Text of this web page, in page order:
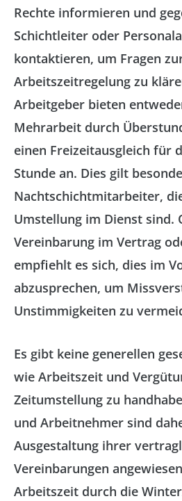
Rechte informieren und
Schichtleiter oder
kontaktieren, um Fragen
Arbeitszeitregelung zu
Arbeitgeber bieten
Mehrarbeit durch
einen Freizeitausgleich für
Stunde an. Dies gilt
Nachtschichtmitarbeiter,
Umstellung im Dienst sind.
Vereinbarung im Vertrag
empfiehlt es sich, dies im
abzusprechen, um
Unstimmigkeiten zu
Es gibt keine generellen
wie Arbeitszeit und
Zeitumstellung zu
und Arbeitnehmer sind
Ausgestaltung ihrer
Vereinbarungen
Arbeitszeit durch die